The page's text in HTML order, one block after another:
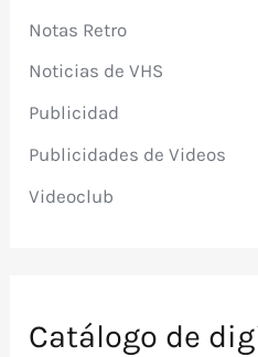
Notas Retro
Noticias de VHS
Publicidad
Publicidades de Videos
Videoclub
Catálogo de